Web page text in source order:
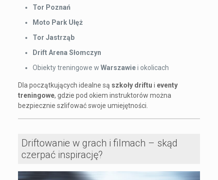
Tor Poznań
Moto Park Ułęż
Tor Jastrząb
Drift Arena Słomczyn
Obiekty treningowe w Warszawiei okolicach
Dla początkujących idealne są szkoły driftu i eventy
treningowe, gdzie pod okiem instruktorów można
bezpiecznie szlifować swoje umiejętności.
Driftowanie w grach i filmach – skąd
czerpać inspirację?